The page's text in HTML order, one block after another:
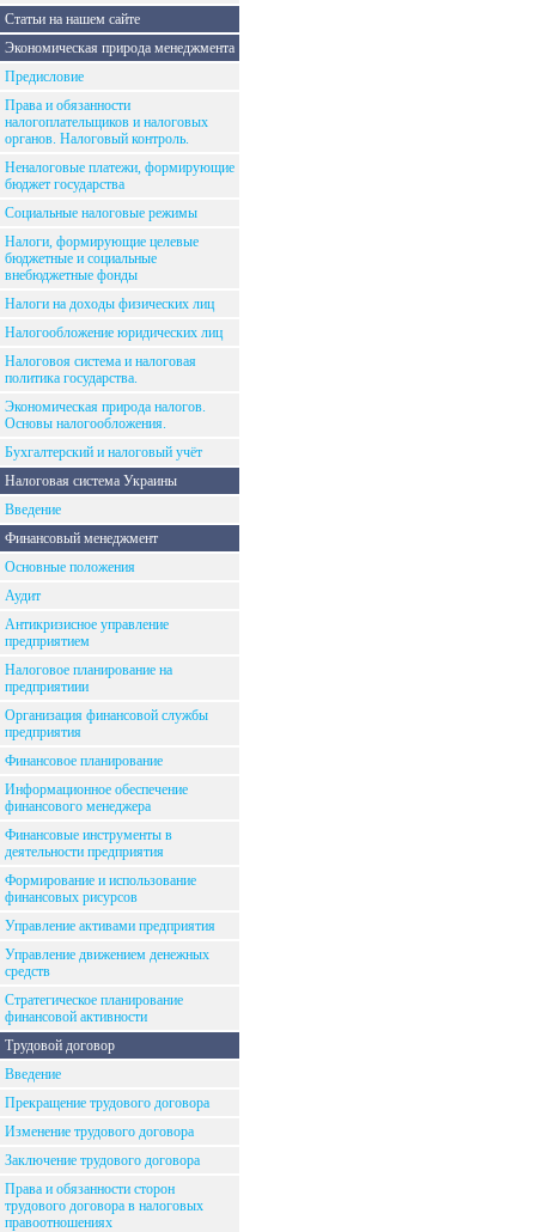
Статьи на нашем сайте
Экономическая природа менеджмента
Предисловие
Права и обязанности
налогоплательщиков и налоговых
органов. Налоговый контроль.
Неналоговые платежи, формирующие
бюджет государства
Социальные налоговые режимы
Налоги, формирующие целевые
бюджетные и социальные
внебюджетные фонды
Налоги на доходы физических лиц
Налогообложение юридических лиц
Налоговоя система и налоговая
политика государства.
Экономическая природа налогов.
Основы налогообложения.
Бухгалтерский и налоговый учёт
Налоговая система Украины
Введение
Финансовый менеджмент
Основные положения
Аудит
Антикризисное управление
предприятием
Налоговое планирование на
предприятиии
Организация финансовой службы
предприятия
Финансовое планирование
Информационное обеспечение
финансового менеджера
Финансовые инструменты в
деятельности предприятия
Формирование и использование
финансовых рисурсов
Управление активами предприятия
Управление движением денежных
средств
Стратегическое планирование
финансовой активности
Трудовой договор
Введение
Прекращение трудового договора
Изменение трудового договора
Заключение трудового договора
Права и обязанности сторон
трудового договора в налоговых
правоотношениях